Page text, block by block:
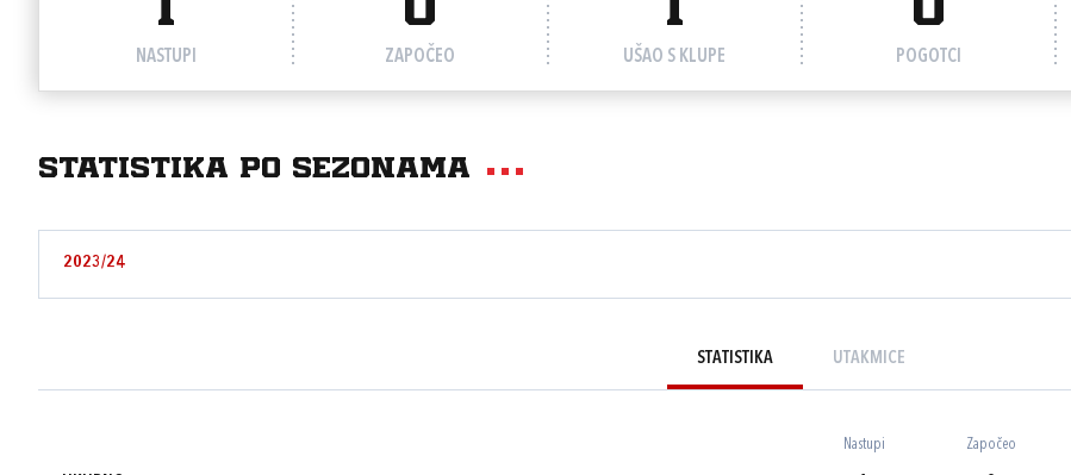
1
NASTUPI
0
ZAPOČEO
1
UŠAO S KLUPE
0
POGOTCI
Statistika po sezonama
2023/24
STATISTIKA UTAKMICE
Nastupi Započeo